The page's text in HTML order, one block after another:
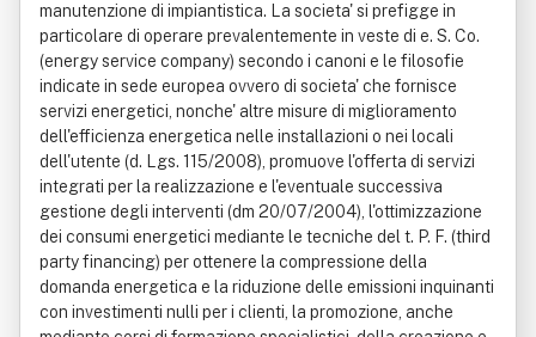
manutenzione di impiantistica. La societa' si prefigge in
particolare di operare prevalentemente in veste di e. S. Co.
(energy service company) secondo i canoni e le filosofie
indicate in sede europea ovvero di societa' che fornisce
servizi energetici, nonche' altre misure di miglioramento
dell'efficienza energetica nelle installazioni o nei locali
dell'utente (d. Lgs. 115/2008), promuove l'offerta di servizi
integrati per la realizzazione e l'eventuale successiva
gestione degli interventi (dm 20/07/2004), l'ottimizzazione
dei consumi energetici mediante le tecniche del t. P. F. (third
party financing) per ottenere la compressione della
domanda energetica e la riduzione delle emissioni inquinanti
con investimenti nulli per i clienti, la promozione, anche